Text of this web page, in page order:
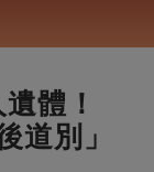
遺體！
道別」